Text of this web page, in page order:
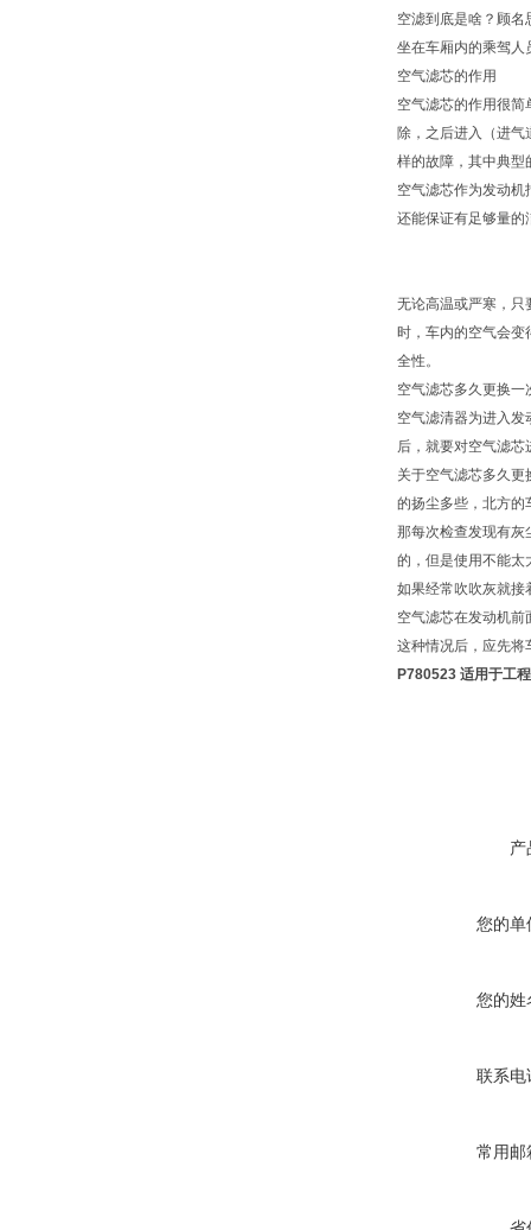
空滤到底是啥？顾
坐在车厢内的乘驾人
空气滤芯的作用
空气滤芯的作用很简
除，之后进入（进
样的故障，其中典型
空气滤芯作为发动
还能保证有足够量的
无论高温或严寒，只
时，车内的空气会
全性。
空气滤芯多久更换一
空气滤清器为进入
后，就要对空气滤
关于空气滤芯多久
的扬尘多些，北方的
那每次检查发现有灰
的，但是使用不能太
如果经常吹吹灰就接
空气滤芯在发动机
这种情况后，应先将
P780523 适用于工
产
您的单
您的姓
联系电
常用邮